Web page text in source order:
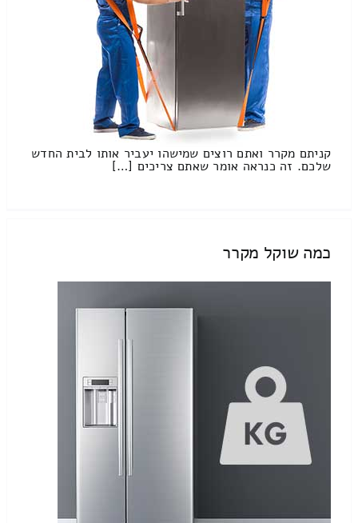
קניתם מקרר ואתם רוצים שמישהו יעביר אותו לבית החדש
שלכם. זה כנראה אומר שאתם צריכים […]
כמה שוקל מקרר